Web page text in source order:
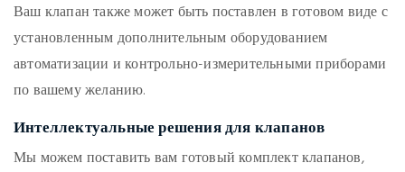
Ваш клапан также может быть поставлен в готовом виде с
установленным дополнительным оборудованием
автоматизации и контрольно-измерительными приборами
по вашему желанию.
Интеллектуальные решения для клапанов
Мы можем поставить вам готовый комплект клапанов,